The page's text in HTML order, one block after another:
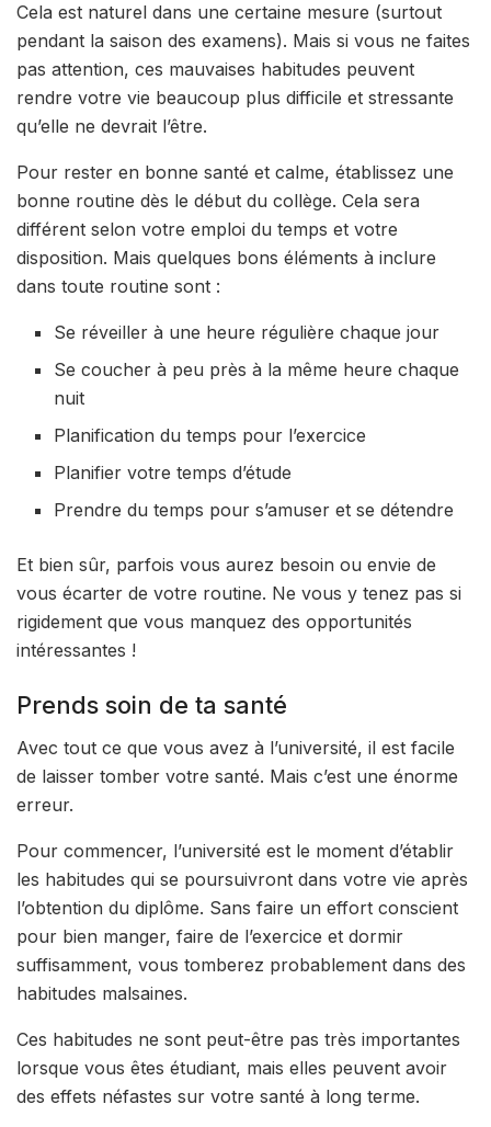
Cela est naturel dans une certaine mesure (surtout
pendant la saison des examens). Mais si vous ne faites
pas attention, ces mauvaises habitudes peuvent
rendre votre vie beaucoup plus difficile et stressante
qu’elle ne devrait l’être.
Pour rester en bonne santé et calme, établissez une
bonne routine dès le début du collège. Cela sera
différent selon votre emploi du temps et votre
disposition. Mais quelques bons éléments à inclure
dans toute routine sont :
Se réveiller à une heure régulière chaque jour
Se coucher à peu près à la même heure chaque
nuit
Planification du temps pour l’exercice
Planifier votre temps d’étude
Prendre du temps pour s’amuser et se détendre
Et bien sûr, parfois vous aurez besoin ou envie de
vous écarter de votre routine. Ne vous y tenez pas si
rigidement que vous manquez des opportunités
intéressantes !
Prends soin de ta santé
Avec tout ce que vous avez à l’université, il est facile
de laisser tomber votre santé. Mais c’est une énorme
erreur.
Pour commencer, l’université est le moment d’établir
les habitudes qui se poursuivront dans votre vie après
l’obtention du diplôme. Sans faire un effort conscient
pour bien manger, faire de l’exercice et dormir
suffisamment, vous tomberez probablement dans des
habitudes malsaines.
Ces habitudes ne sont peut-être pas très importantes
lorsque vous êtes étudiant, mais elles peuvent avoir
des effets néfastes sur votre santé à long terme.